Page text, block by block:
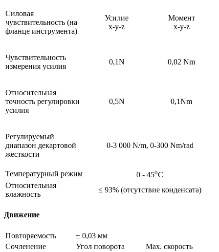
Силовая
чувствительность (на
фланце инструмента)
Усилие
x-y-z
Момент
x-y-z
Чувствительность
измерения усилия
0,1N 0,02 Nm
Относительная
точность регулировки
усилия
0,5N 0,1Nm
Регулируемый
диапазон декартовой
жесткости
0-3 000 N/m, 0-300 Nm/rad
Температурный режим 0 - 45oC
Относительная
влажность
≤ 93% (отсутствие конденсата)
Движение
Повторяемость
± 0,03 мм
Сочленение
Угол поворота
Max. скорость